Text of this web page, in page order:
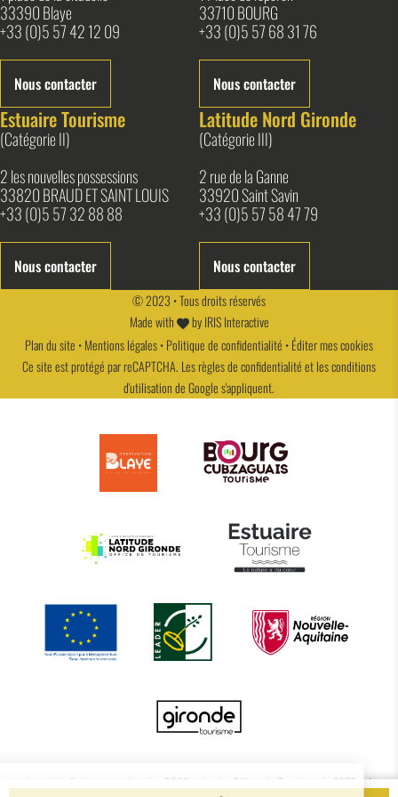
33390 Blaye
+33 (0)5 57 42 12 09
Nous contacter
33710 BOURG
+33 (0)5 57 68 31 76
Nous contacter
Estuaire Tourisme
(Catégorie II)
2 les nouvelles possessions
33820 BRAUD ET SAINT LOUIS
+33 (0)5 57 32 88 88
Nous contacter
Latitude Nord Gironde
(Catégorie III)
2 rue de la Ganne
33920 Saint Savin
+33 (0)5 57 58 47 79
Nous contacter
© 2023 • Tous droits réservés
Made with
byIRIS Interactive
Plan du site •Mentions légales•Politique de confidentialité •Éditer mes cookies
Ce site est protégé par reCAPTCHA. Lesrègles de confidentialitéet lesconditions
d'utilisationde Google s'appliquent.
Le projet d’actions coordonnées 2022 entre les Offices de Tourisme de BBTE est